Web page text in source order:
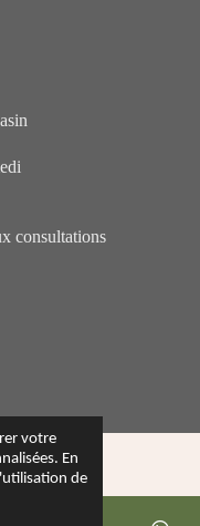
votre
En
de
consultations